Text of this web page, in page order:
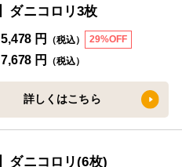
ダニコロリ3枚
5,478 円 （税込） 29%OFF
7,678 円 （税込）
詳しくはこちら
ダニコロリ(6枚)